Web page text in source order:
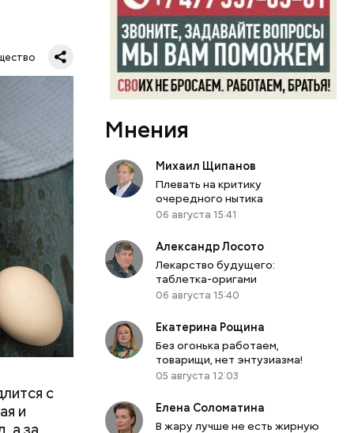
с
и
Мнения
Михаил Щипанов
Плевать на критику
очередного нытика
06 августа 15:41
Александр Лосото
Лекарство будущего:
таблетка-оригами
06 августа 15:40
Екатерина Рощина
Без огонька работаем,
товарищи, нет энтузиазма!
05 августа 12:03
Елена Соломатина
В жару лучше не есть жирную